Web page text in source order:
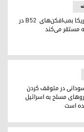
رویترز: آمریکا بمب‌افکن‌های B52 در
مستقر می‌کند
گروهای مسلح به
در متوقف کردن
مسلح به اسرائیل
است